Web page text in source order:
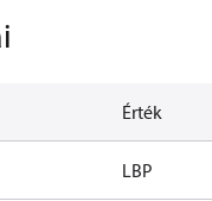
Érték
LBP